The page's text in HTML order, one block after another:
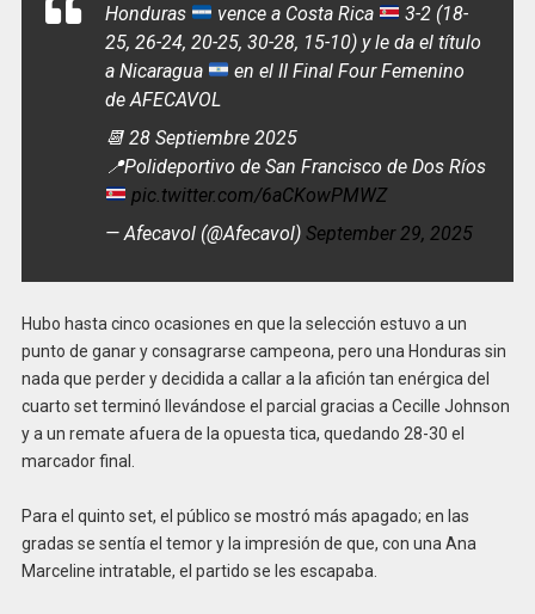
Honduras vence a Costa Rica
3-2 (18-
25, 26-24, 20-25, 30-28, 15-10) y le da el título
a Nicaragua
en el II Final Four Femenino
de AFECAVOL
📆 28 Septiembre 2025
📍Polideportivo de San Francisco de Dos Ríos
pic.twitter.com/6aCKowPMWZ
— Afecavol (@Afecavol) September 29, 2025
Hubo hasta cinco ocasiones en que la selección estuvo a un
punto de ganar y consagrarse campeona, pero una Honduras sin
nada que perder y decidida a callar a la afición tan enérgica del
cuarto set terminó llevándose el parcial gracias a Cecille Johnson
y a un remate afuera de la opuesta tica, quedando 28-30 el
marcador final.
Para el quinto set, el público se mostró más apagado; en las
gradas se sentía el temor y la impresión de que, con una Ana
Marceline intratable, el partido se les escapaba.